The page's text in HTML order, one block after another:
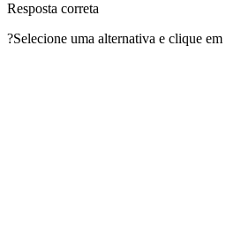
Resposta correta
?Selecione uma alternativa e clique